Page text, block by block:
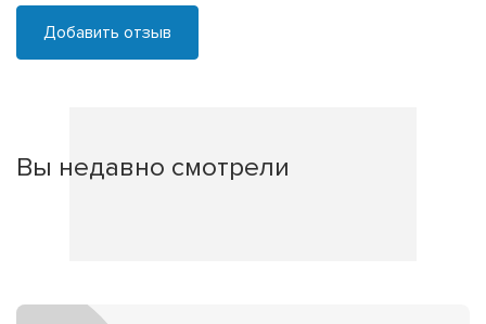
Добавить отзыв
Вы недавно смотрели